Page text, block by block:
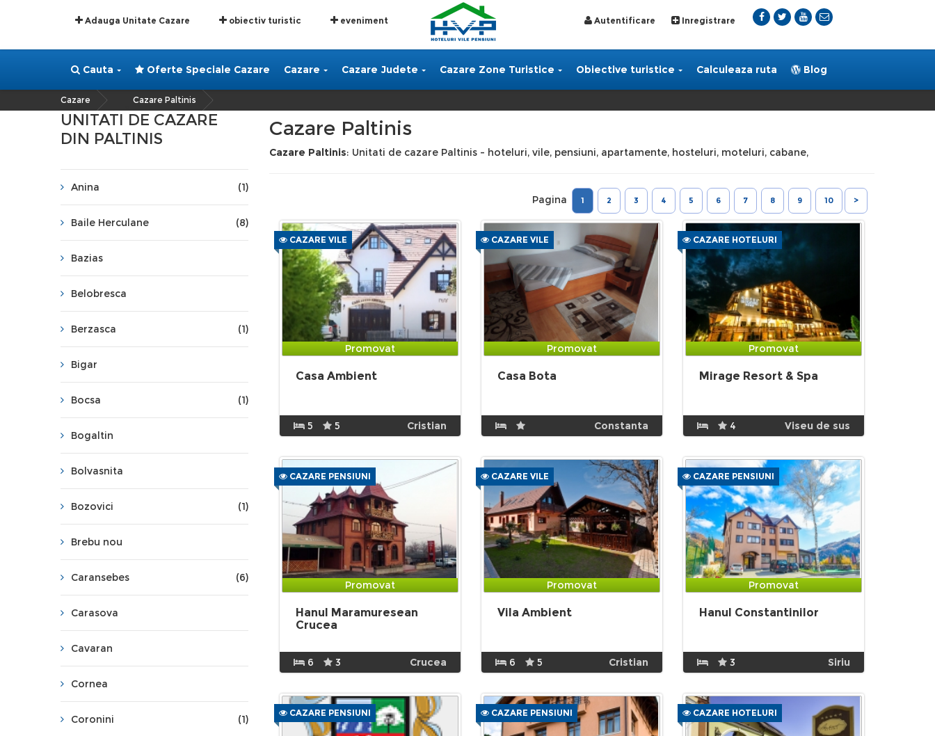
Adauga Unitate Cazare obiectiv turistic eveniment Autentificare Inregistrare
Cauta Oferte Speciale Cazare Cazare Cazare Judete Cazare Zone Turistice Obiective turistice Calculeaza ruta Blog
Cazare Cazare Paltinis
UNITATI DE CAZARE
DIN PALTINIS
Anina (1)
Baile Herculane (8)
Bazias
Belobresca
Berzasca (1)
Bigar
Bocsa (1)
Bogaltin
Bolvasnita
Bozovici (1)
Brebu nou
Caransebes (6)
Carasova
Cavaran
Cornea
Coronini (1)
Cazare Paltinis
Cazare Paltinis: Unitati de cazare Paltinis - hoteluri, vile, pensiuni, apartamente, hosteluri, moteluri, cabane,
Pagina 1 2 3 4 5 6 7 8 9 10 >
CAZARE VILE
Promovat
Casa Ambient
5 5 Cristian
CAZARE VILE
Promovat
Casa Bota
Constanta
CAZARE HOTELURI
Promovat
Mirage Resort & Spa
4 Viseu de sus
CAZARE PENSIUNI
Promovat
Hanul Maramuresean
Crucea
6 3 Crucea
CAZARE VILE
Promovat
Vila Ambient
6 5 Cristian
CAZARE PENSIUNI
Promovat
Hanul Constantinilor
3 Siriu
CAZARE PENSIUNI CAZARE PENSIUNI CAZARE HOTELURI